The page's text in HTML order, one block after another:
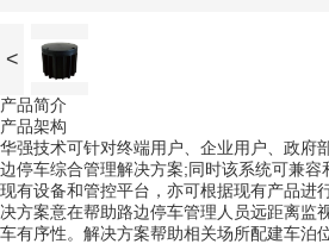
<
产品简介
产品架构
华强技术可针对终端用户、企业用户、政府
边停车综合管理解决方案;同时该系统可兼容
现有设备和管控平台，亦可根据现有产品进
决方案意在帮助路边停车管理人员远距离监
车有序性。解决方案帮助相关场所配建车泊